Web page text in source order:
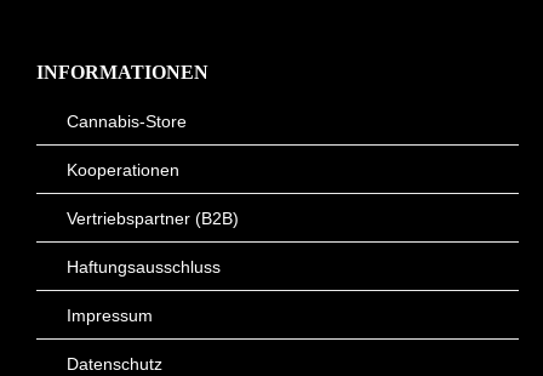
INFORMATIONEN
Cannabis-Store
Kooperationen
Vertriebspartner (B2B)
Haftungsausschluss
Impressum
Datenschutz